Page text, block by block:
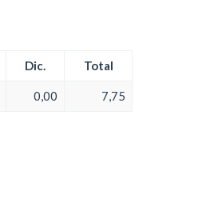
Dic. Total
0,00 7,75